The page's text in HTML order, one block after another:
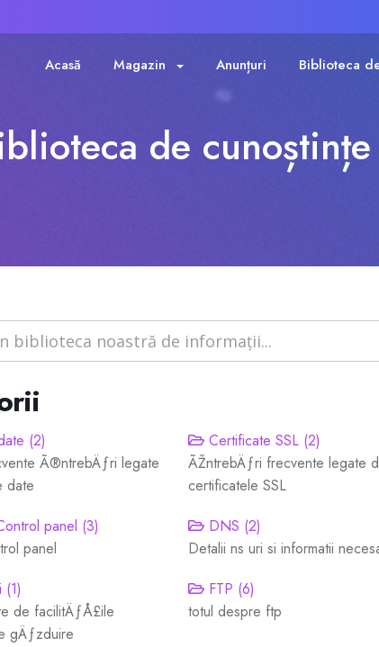
Acasă Magazin Anunțuri Biblioteca
de cunoștințe
(2)
Ã®ntrebÄƒri legate
date
Certificate SSL (2)
ÃŽntrebÄƒri frecvente legate
certificatele SSL
panel (3)
panel
DNS (2)
Detalii ns uri si informatii
(1)
de facilitÄƒÅ£ile
gÄƒzduire
FTP (6)
totul despre ftp